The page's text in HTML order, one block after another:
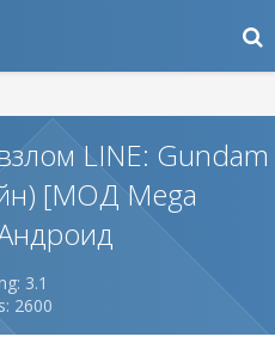
LINE: Gundam
[МОД Mega
3.1
2600